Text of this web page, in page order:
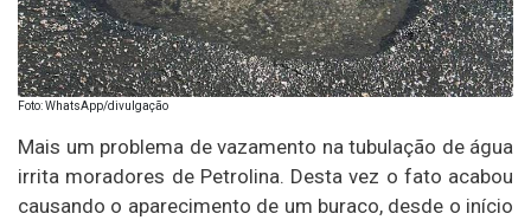
Foto: WhatsApp/divulgação
Mais um problema de vazamento na tubulação de água
irrita moradores de Petrolina. Desta vez o fato acabou
causando o aparecimento de um buraco, desde o início